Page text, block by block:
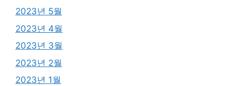
2023년 5월
2023년 4월
2023년 3월
2023년 2월
2023년 1월